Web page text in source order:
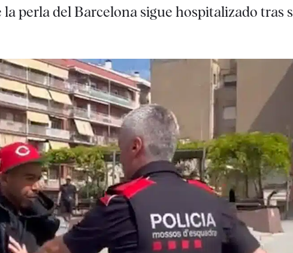
perla del Barcelona sigue hospitalizado tras